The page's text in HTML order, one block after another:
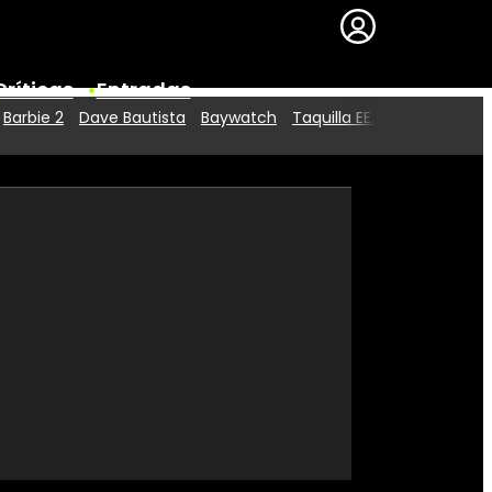
Entradas
Premios
Barbie 2 Dave Bautista Baywatch Taquilla EE.UU.